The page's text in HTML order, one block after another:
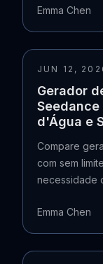
Emma Chen
JUN 12,
Gerador
Seedance
d'Água e
Compare
com sem
necessidade
Veo 3.
Emma Chen